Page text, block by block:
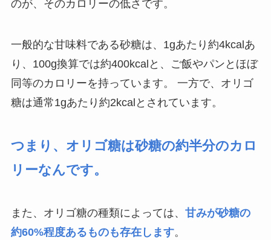
のが、そのカロリーの低さです。
一般的な甘味料である砂糖は、1gあたり約4kcalあ
り、100g換算では約400kcalと、ご飯やパンとほぼ
同等のカロリーを持っています。 一方で、オリゴ
糖は通常1gあたり約2kcalとされています。
つまり、オリゴ糖は砂糖の約半分のカロ
リーなんです。
また、オリゴ糖の種類によっては、 甘みが砂糖の
約60%程度あるものも存在します。